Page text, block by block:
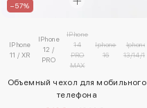
–57%
IPhone
11 / XR
IPhone
12 /
PRO
IPhone
14
PRO
MAX
Iphone
16
Iphone
13/14/15
Объемный чехол для мобильного
телефона